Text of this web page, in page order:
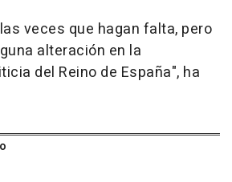
veces que hagan falta, pero
alteración en la
del Reino de España", ha